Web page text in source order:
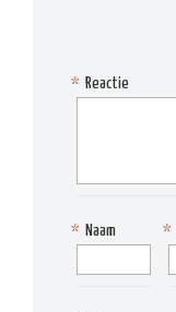
Reactie
*
Naam
* *